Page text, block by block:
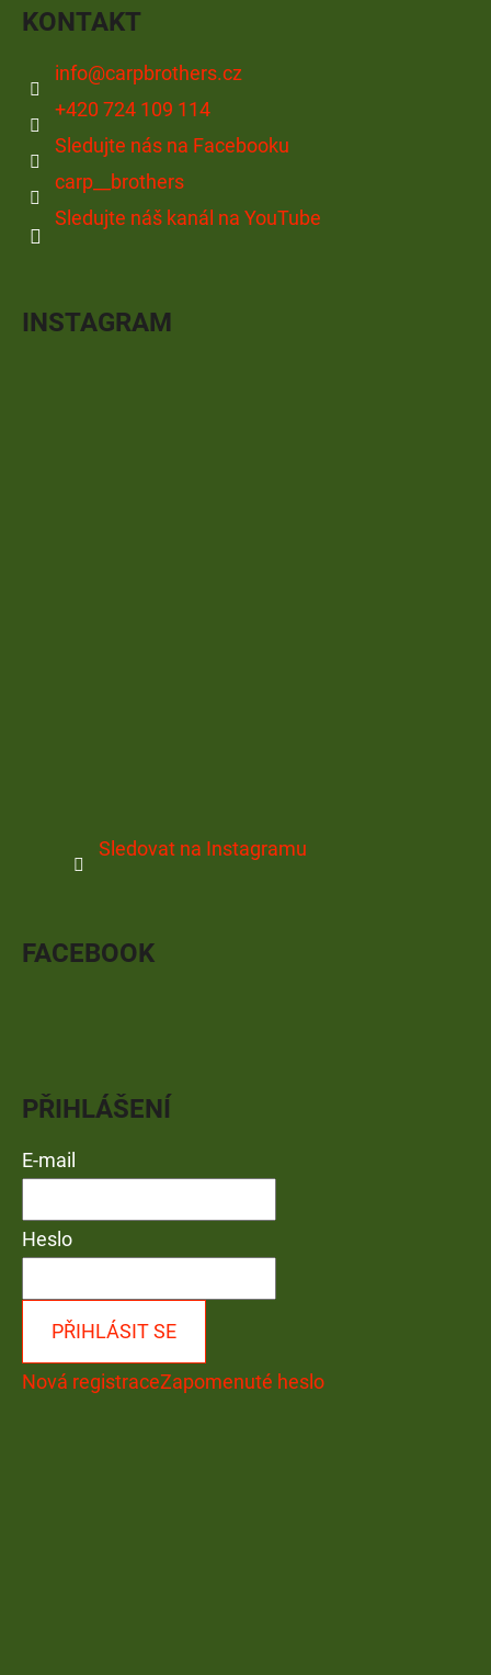
KONTAKT
info@carpbrothers.cz
+420 724 109 114
Sledujte nás na Facebooku
carp__brothers
Sledujte náš kanál na YouTube
INSTAGRAM
Sledovat na Instagramu
FACEBOOK
PŘIHLÁŠENÍ
E-mail
Heslo
PŘIHLÁSIT SE
Nová registraceZapomenuté heslo